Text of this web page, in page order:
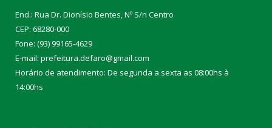
End.: Rua Dr. Dionísio Bentes, Nº S/n Centro
CEP: 68280-000
Fone: (93) 99165-4629
E-mail: prefeitura.defaro@gmail.com
Horário de atendimento: De segunda a sexta as 08:00hs à
14:00hs